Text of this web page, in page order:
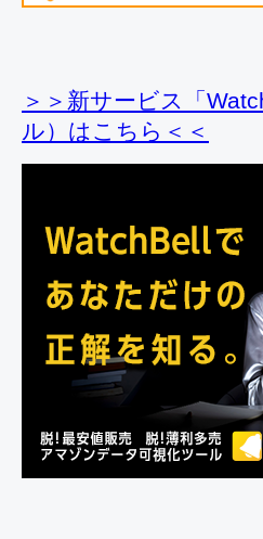
＞＞新サービス「
ル）はこちら＜＜